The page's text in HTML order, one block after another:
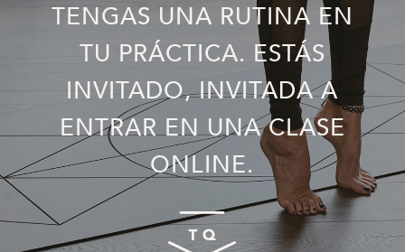
TENGAS UNA RUTINA EN
TU PRÁCTICA. ESTÁS
INVITADO, INVITADA A
ENTRAR EN UNA CLASE
ONLINE.